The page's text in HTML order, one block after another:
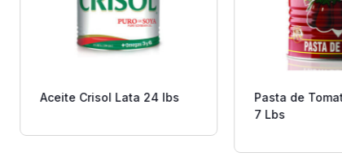
Aceite Crisol Lata 24 lbs
Pasta de
7 Lbs